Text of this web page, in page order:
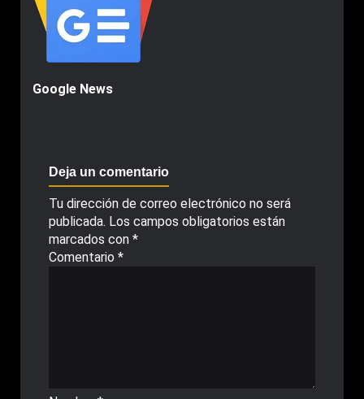
Google News
Deja un comentario
Tu dirección de correo electrónico no será
publicada. Los campos obligatorios están
marcados con *
Comentario *